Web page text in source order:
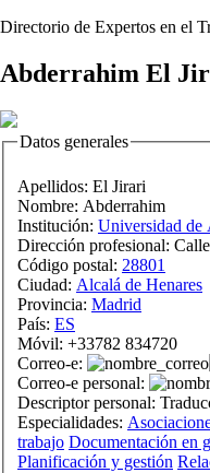
Directorio de Expertos en el
Abderrahim El
Datos generales
Apellidos: El Jirari
Nombre: Abderrahim
Institución: Universidad de
Dirección profesional:
Código postal: 28801
Ciudad: Alcalá de Henares
Provincia: Madrid
País: ES
Móvil: +33782 834720
Correo-e:
Correo-e personal:
Descriptor personal:
Especialidades:
trabajo Documentación en
Planificación y gestión